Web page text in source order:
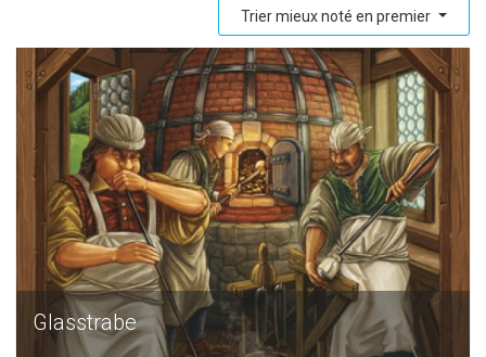
Trier mieux noté en premier
Glasstrabe